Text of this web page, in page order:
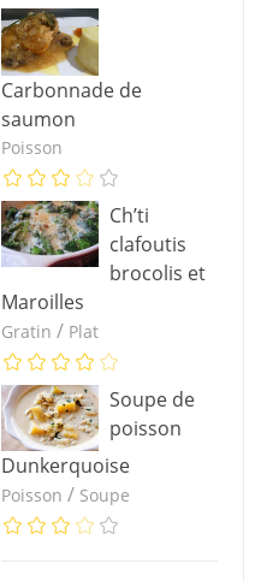
Carbonnade de
saumon
Poisson
Ch’ti
clafoutis
brocolis et
Maroilles
Gratin / Plat
Soupe de
poisson
Dunkerquoise
Poisson / Soupe